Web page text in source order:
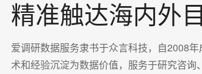
精准触达海内外
爱调研数据服务隶书于众言科技，自2008
术和经验沉淀为数据价值，服务于研究咨询